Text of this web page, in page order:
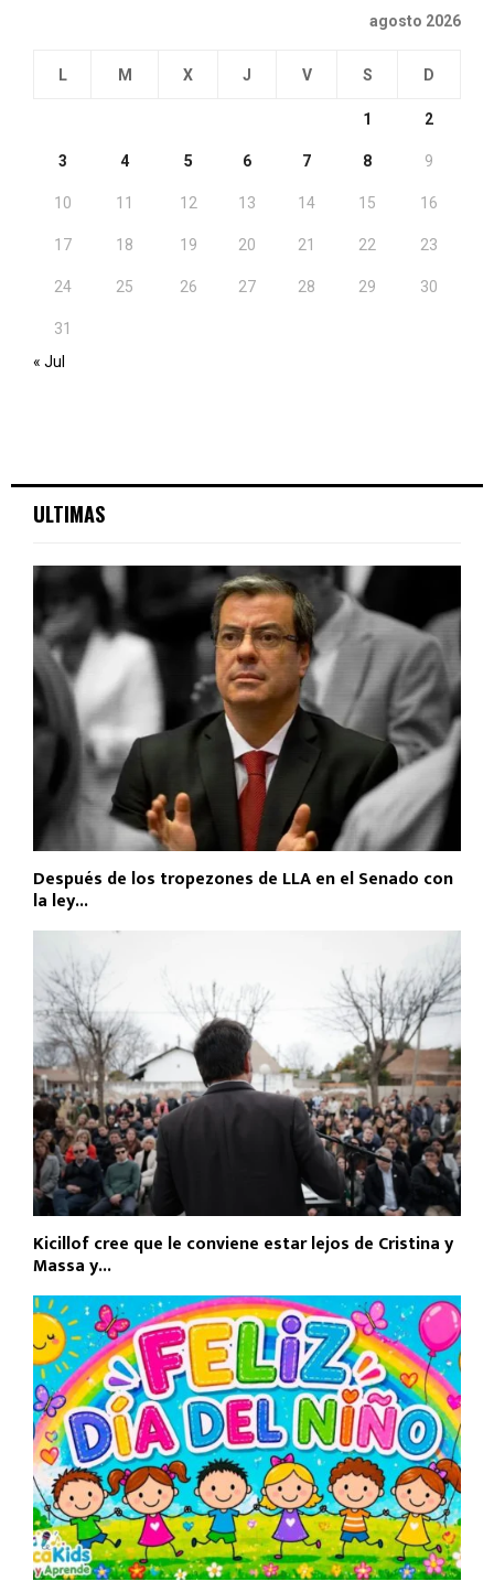
agosto 2026
L M X J V S D
1 2
3 4 5 6 7 8 9
10 11 12 13 14 15 16
17 18 19 20 21 22 23
24 25 26 27 28 29 30
31
« Jul
ULTIMAS
Después de los tropezones de LLA en el Senado con
la ley...
Kicillof cree que le conviene estar lejos de Cristina y
Massa y...